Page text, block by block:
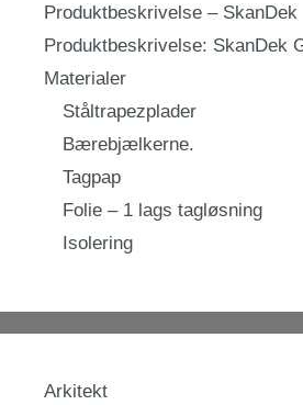
Produktbeskrivelse – SkanDek
Produktbeskrivelse: SkanDek
Materialer
Ståltrapezplader
Bærebjælkerne.
Tagpap
Folie – 1 lags tagløsning
Isolering
Arkitekt